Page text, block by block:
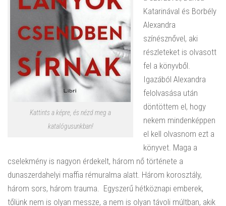
Kattints a képre, és nézd meg a
katalógusunkban!
Katarinával és Borbély
Alexandra
színésznővel, aki
részleteket is olvasott
fel a könyvből.
Igazából Alexandra
felolvasása után
döntöttem el, hogy
nekem mindenképpen
el kell olvasnom ezt a
könyvet. Maga a
cselekmény is nagyon érdekelt, három nő története a
dunaszerdahelyi maffia rémuralma alatt. Három korosztály,
három sors, három trauma. Egyszerű hétköznapi emberek,
tőlünk nem is olyan messze, a nem is olyan távoli múltban, akik